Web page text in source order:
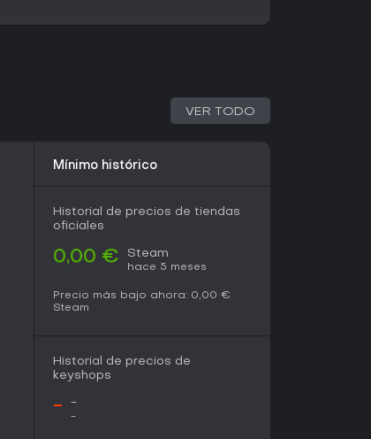
que reinventan la experiencia base.
toque sandbox, Operation: Harsh
inglés, y un 83% reciente entre cientos
o entusiastas de los mods, con
Si buscas acción frenética,
para amantes del gameplay táctico.
VER TODO
Mínimo histórico
Historial de precios de tiendas
oficiales
0,00 € Steam
hace 5 meses
Precio más bajo ahora: 0,00 €
Steam
Historial de precios de
keyshops
- -
-